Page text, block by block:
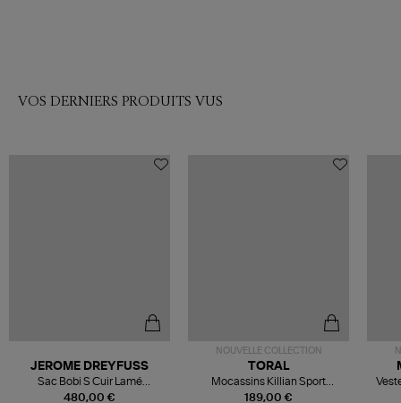
VOS DERNIERS PRODUITS VUS
480,00 €
JEROME DREYFUSS
Sac Bobi S Cuir Lamé
Champagne
NOUVELLE COLLECTION
189,00 €
TORAL
Mocassins Killian Sport
Mousse